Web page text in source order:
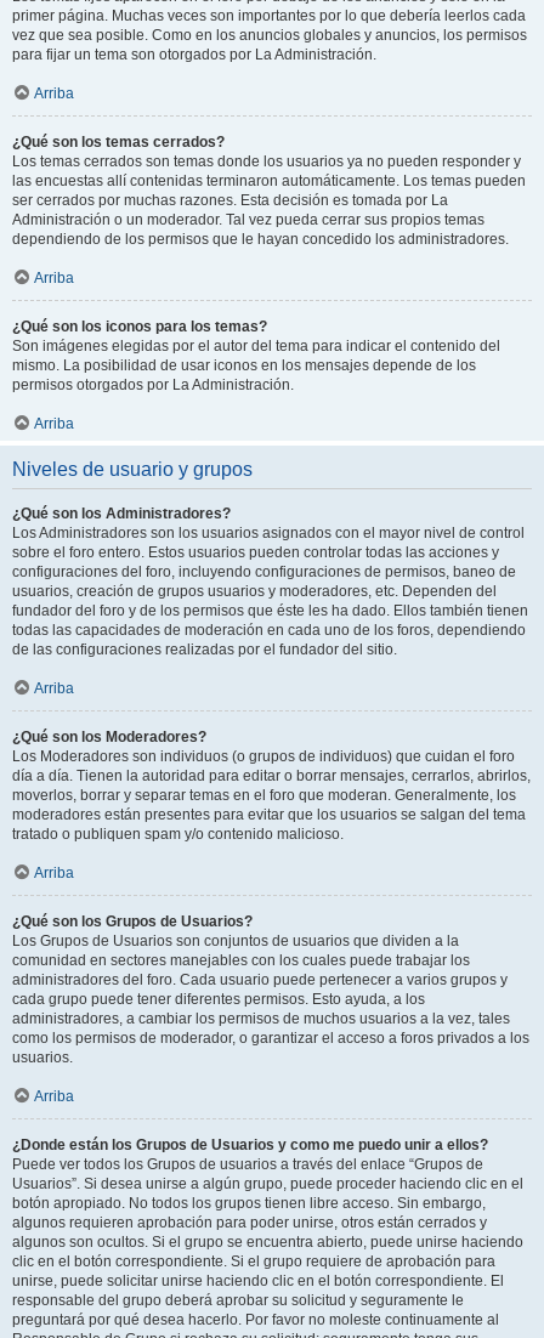
primer página. Muchas veces son importantes por lo que debería leerlos cada
vez que sea posible. Como en los anuncios globales y anuncios, los permisos
para fijar un tema son otorgados por La Administración.
Arriba
¿Qué son los temas cerrados?
Los temas cerrados son temas donde los usuarios ya no pueden responder y
las encuestas allí contenidas terminaron automáticamente. Los temas pueden
ser cerrados por muchas razones. Esta decisión es tomada por La
Administración o un moderador. Tal vez pueda cerrar sus propios temas
dependiendo de los permisos que le hayan concedido los administradores.
Arriba
¿Qué son los iconos para los temas?
Son imágenes elegidas por el autor del tema para indicar el contenido del
mismo. La posibilidad de usar iconos en los mensajes depende de los
permisos otorgados por La Administración.
Arriba
Niveles de usuario y grupos
¿Qué son los Administradores?
Los Administradores son los usuarios asignados con el mayor nivel de control
sobre el foro entero. Estos usuarios pueden controlar todas las acciones y
configuraciones del foro, incluyendo configuraciones de permisos, baneo de
usuarios, creación de grupos usuarios y moderadores, etc. Dependen del
fundador del foro y de los permisos que éste les ha dado. Ellos también tienen
todas las capacidades de moderación en cada uno de los foros, dependiendo
de las configuraciones realizadas por el fundador del sitio.
Arriba
¿Qué son los Moderadores?
Los Moderadores son individuos (o grupos de individuos) que cuidan el foro
día a día. Tienen la autoridad para editar o borrar mensajes, cerrarlos, abrirlos,
moverlos, borrar y separar temas en el foro que moderan. Generalmente, los
moderadores están presentes para evitar que los usuarios se salgan del tema
tratado o publiquen spam y/o contenido malicioso.
Arriba
¿Qué son los Grupos de Usuarios?
Los Grupos de Usuarios son conjuntos de usuarios que dividen a la
comunidad en sectores manejables con los cuales puede trabajar los
administradores del foro. Cada usuario puede pertenecer a varios grupos y
cada grupo puede tener diferentes permisos. Esto ayuda, a los
administradores, a cambiar los permisos de muchos usuarios a la vez, tales
como los permisos de moderador, o garantizar el acceso a foros privados a los
usuarios.
Arriba
¿Donde están los Grupos de Usuarios y como me puedo unir a ellos?
Puede ver todos los Grupos de usuarios a través del enlace “Grupos de
Usuarios”. Si desea unirse a algún grupo, puede proceder haciendo clic en el
botón apropiado. No todos los grupos tienen libre acceso. Sin embargo,
algunos requieren aprobación para poder unirse, otros están cerrados y
algunos son ocultos. Si el grupo se encuentra abierto, puede unirse haciendo
clic en el botón correspondiente. Si el grupo requiere de aprobación para
unirse, puede solicitar unirse haciendo clic en el botón correspondiente. El
responsable del grupo deberá aprobar su solicitud y seguramente le
preguntará por qué desea hacerlo. Por favor no moleste continuamente al